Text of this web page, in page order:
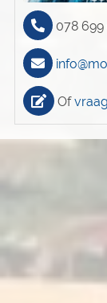
078 699
Of